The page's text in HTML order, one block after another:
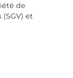
de
et